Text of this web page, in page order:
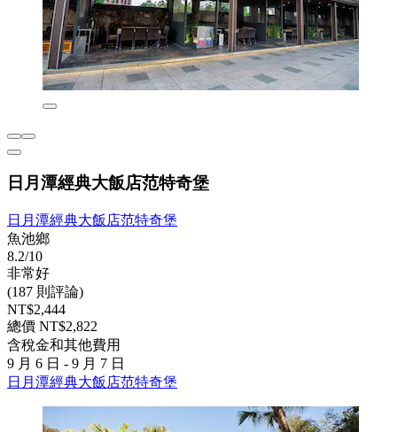
日月潭經典大飯店范特奇堡
日月潭經典大飯店范特奇堡
魚池鄉
8.2/10
非常好
(187 則評論)
NT$2,444
總價 NT$2,822
含稅金和其他費用
9 月 6 日 - 9 月 7 日
日月潭經典大飯店范特奇堡